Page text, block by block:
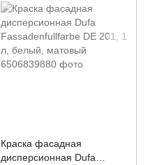
Краска фасадная
дисперсионная Dufa